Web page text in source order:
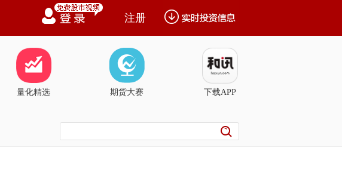
注册
量化精选 期货大赛 下载APP